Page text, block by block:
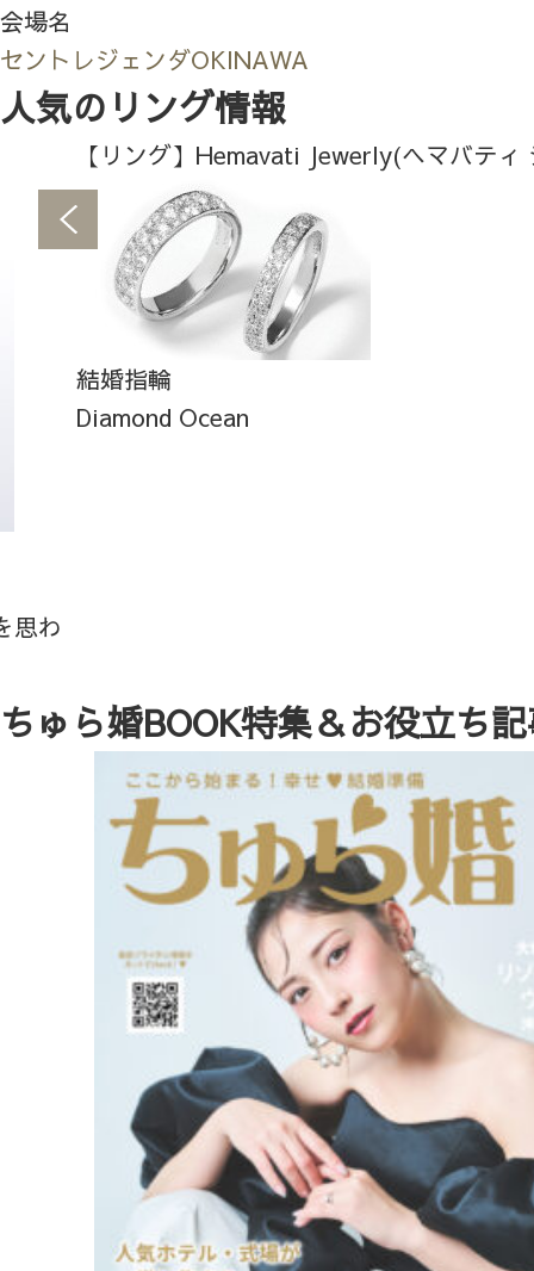
会場名
セントレジェンダOKINAWA
人気のリング情報
思わ
【リング】Hemavati Jewerly(ヘマバティ
結婚指輪
Diamond Ocean
ちゅら婚BOOK特集＆お役立ち